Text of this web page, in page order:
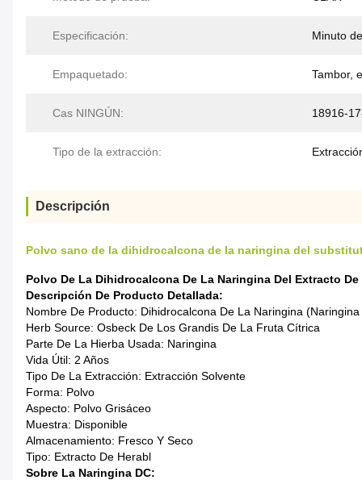
Especificación: Minuto
Empaquetado: Tambor,
Cas NINGÚN: 18916-
Tipo de la extracción:
Descripción
Polvo sano de la dihidrocalcona de la naringina del
Polvo De La Dihidrocalcona De La Naringina Del Extracto
Descripción De Producto Detallada:
Nombre De Producto: Dihidrocalcona De La Naringina (naringina
Herb Source: Osbeck De Los Grandis De La Fruta Cítrica
Parte De La Hierba Usada: Naringina
Vida Útil: 2 Años
Tipo De La Extracción: Extracción Solvente
Forma: Polvo
Aspecto: Polvo Grisáceo
Muestra: Disponible
Almacenamiento: Fresco Y Seco
Tipo: Extracto De Herabl
Sobre La Naringina DC: